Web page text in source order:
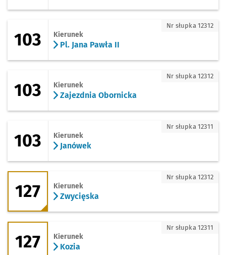
103 - kierunek Pl. Jana Pawła II
103 Kierunek
Pl. Jana Pawła II
Nr słupka 12312
103 - kierunek Zajezdnia Obornicka
103 Kierunek
Zajezdnia Obornicka
Nr słupka 12312
103 Kierunek
Janówek
Nr słupka 12311
127 - kierunek Zwycięska
127 Kierunek
Zwycięska
Nr słupka 12312
127 - kierunek Kozia
127 Kierunek
Kozia
Nr słupka 12311